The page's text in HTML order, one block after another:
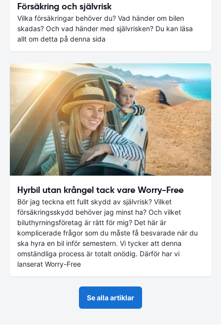
Försäkring och självrisk
Vilka försäkringar behöver du? Vad händer om bilen
skadas? Och vad händer med självrisken? Du kan läsa
allt om detta på denna sida
Hyrbil utan krångel tack vare Worry-Free
Bör jag teckna ett fullt skydd av självrisk? Vilket
försäkringsskydd behöver jag minst ha? Och vilket
biluthyrningsföretag är rätt för mig? Det här är
komplicerade frågor som du måste få besvarade när du
ska hyra en bil inför semestern. Vi tycker att denna
omständliga process är totalt onödig. Därför har vi
lanserat Worry-Free
Se alla artiklar